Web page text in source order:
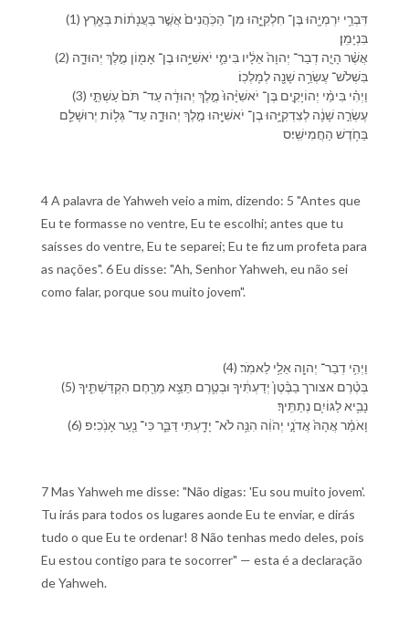
(1) דִּבְרֵ֥י יִרְמְיָ֖הוּ בֶּן־ חִלְקִיָּ֑הוּ מִן־ הַ⁠כֹּֽהֲנִים֙ אֲשֶׁ֣ר בַּ⁠עֲנָת֔וֹת בְּ⁠אֶ֖רֶץ
בִּנְיָמִֽן׃
(2) אֲשֶׁ֨ר הָיָ֤ה דְבַר־ יְהוָה֙ אֵלָ֔י⁠ו בִּ⁠ימֵ֛י יֹאשִׁיָּ֥הוּ בֶן־ אָמ֖וֹן מֶ֣לֶךְ יְהוּדָ֑ה
בִּ⁠שְׁלֹשׁ־ עֶשְׂרֵ֥ה שָׁנָ֖ה לְ⁠מָלְכֽ⁠וֹ׃
(3) וַ⁠יְהִ֗י בִּ⁠ימֵ֨י יְהוֹיָקִ֤ים בֶּן־ יֹאשִׁיָּ֨הוּ֙ מֶ֣לֶךְ יְהוּדָ֔ה עַד־ תֹּם֙ עַשְׁתֵּ֣י
עֶשְׂרֵ֣ה שָׁנָ֔ה לְ⁠צִדְקִיָּ֥הוּ בֶן־ יֹאשִׁיָּ֖הוּ מֶ֣לֶךְ יְהוּדָ֑ה עַד־ גְּל֥וֹת יְרוּשָׁלִַ֖ם
בַּ⁠חֹ֥דֶשׁ הַ⁠חֲמִישִֽׁי׃ס
4 A palavra de Yahweh veio a mim, dizendo: 5 "Antes que
Eu te formasse no ventre, Eu te escolhi; antes que tu
saísses do ventre, Eu te separei; Eu te fiz um profeta para
as nações". 6 Eu disse: "Ah, Senhor Yahweh, eu não sei
como falar, porque sou muito jovem".
(4) וַ⁠יְהִ֥י דְבַר־ יְהוָ֖ה אֵלַ֥⁠י לֵ⁠אמֹֽר׃
(5) בְּ⁠טֶ֨רֶם אצור⁠ך בַ⁠בֶּ֨טֶן֙ יְדַעְתִּ֔י⁠ךָ וּ⁠בְ⁠טֶ֛רֶם תֵּצֵ֥א מֵ⁠רֶ֖חֶם הִקְדַּשְׁתִּ֑י⁠ךָ
נָבִ֥יא לַ⁠גּוֹיִ֖ם נְתַתִּֽי⁠ךָ׃
(6) וָ⁠אֹמַ֗ר אֲהָהּ֙ אֲדֹנָ֣⁠י יְהֹוִ֔ה הִנֵּ֥ה לֹא־ יָדַ֖עְתִּי דַּבֵּ֑ר כִּי־ נַ֖עַר אָנֹֽכִי׃פ
7 Mas Yahweh me disse: "Não digas: 'Eu sou muito jovem'.
Tu irás para todos os lugares aonde Eu te enviar, e dirás
tudo o que Eu te ordenar! 8 Não tenhas medo deles, pois
Eu estou contigo para te socorrer" — esta é a declaração
de Yahweh.